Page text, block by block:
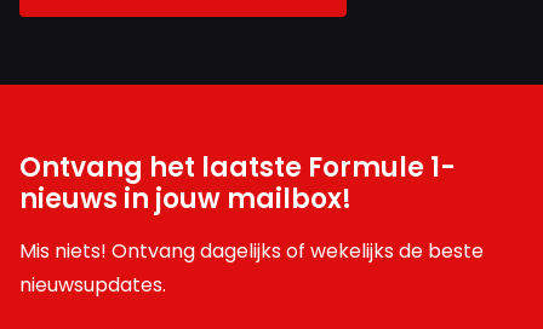
Ontvang het laatste Formule 1-
nieuws in jouw mailbox!
Mis niets! Ontvang dagelijks of wekelijks de beste
nieuwsupdates.